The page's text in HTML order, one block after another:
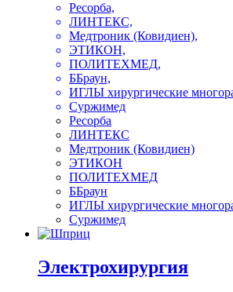
Ресорба,
ЛИНТЕКС,
Медтроник (Ковидиен),
ЭТИКОН,
ПОЛИТЕХМЕД,
ББраун,
ИГЛЫ хирургические
Суржимед
Ресорба
ЛИНТЕКС
Медтроник (Ковидиен)
ЭТИКОН
ПОЛИТЕХМЕД
ББраун
ИГЛЫ хирургические
Суржимед
Электрохирургия